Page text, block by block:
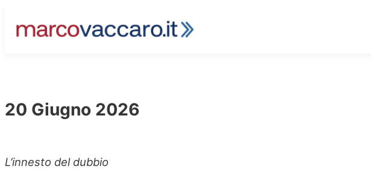
20 Giugno 2026
L’innesto del dubbio